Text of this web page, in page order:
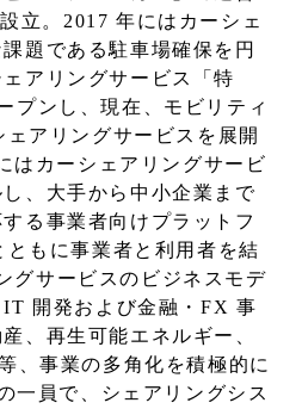
立。2017 年にはカーシェ
題である駐車場確保を円
アリングサービス「特
プンし、現在、モビリティ
アリングサービスを展開
はカーシェアリングサービ
、大手から中小企業まで
る事業者向けプラットフ
ともに事業者と利用者を結
グサービスのビジネスモデ
開発および金融・FX 事
、再生可能エネルギー、
、事業の多角化を積極的に
一員で、シェアリングシス